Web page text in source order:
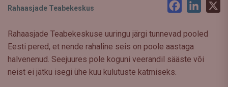
Rahaasjade Teabekeskus Facebook
Rahaasjade Teabekeskuse uuringu järgi tunnevad pooled
Eesti pered, et nende rahaline seis on poole aastaga
halvenenud. Seejuures pole koguni veerandil sääste või
neist ei jätku isegi ühe kuu kulutuste katmiseks.